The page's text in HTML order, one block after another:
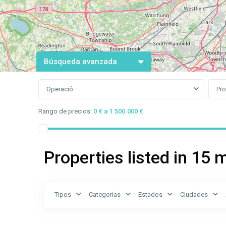
Búsqueda avanzada
Operació
Rango de precios: 0 € a 1.500.000 €
Properties listed in 15
Tipos Categorías Estados Ciudades